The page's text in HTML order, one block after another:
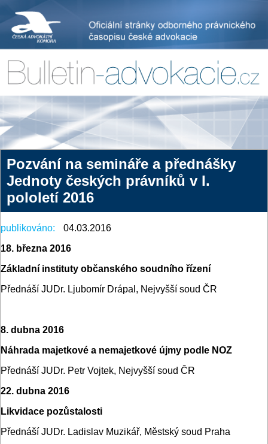
Pozvání na semináře a přednášky
Jednoty českých právníků v I.
pololetí 2016
publikováno:
04.03.2016
18. března 2016
Základní instituty občanského soudního řízení
Přednáší JUDr. Ljubomír Drápal, Nejvyšší soud ČR
8. dubna 2016
Náhrada majetkové a nemajetkové újmy podle NOZ
Přednáší JUDr. Petr Vojtek, Nejvyšší soud ČR
22. dubna 2016
Likvidace pozůstalosti
Přednáší JUDr. Ladislav Muzikář, Městský soud Praha